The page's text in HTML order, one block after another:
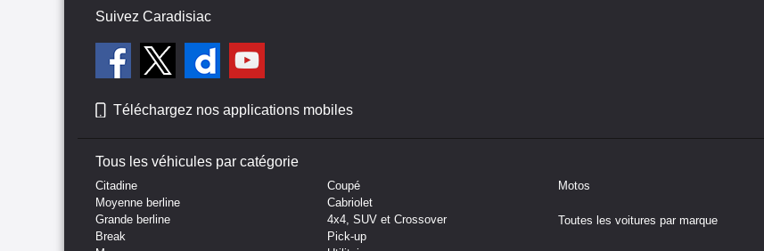
Suivez Caradisiac
Téléchargez nos applications mobiles
Tous les véhicules par catégorie
Citadine
Moyenne berline
Grande berline
Break
Coupé
Cabriolet
4x4, SUV et Crossover
Pick-up
Motos
Toutes les voitures par marque